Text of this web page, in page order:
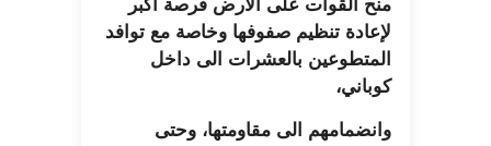
منح القوات على الأرض فرصة أكبر
لإعادة تنظيم صفوفها وخاصة مع توافد
المتطوعين بالعشرات الى داخل
كوباني،
وانضمامهم الى مقاومتها، وحتى